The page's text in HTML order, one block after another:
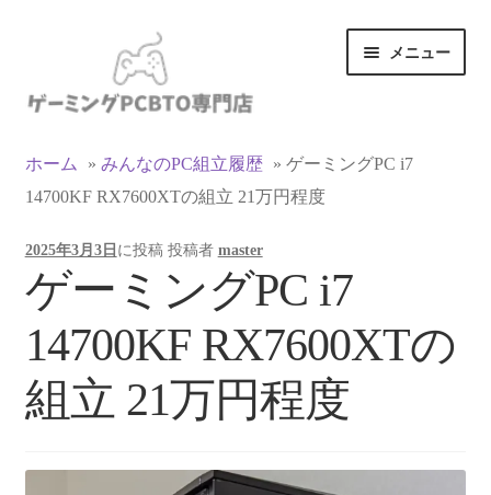
ゲ
ョ
ン
ス
キ
ッ
プ
テ
へ
ス
ッ
プ
メニュー
マイアカウント
支払い
お買い物カゴ
お買い物ガイド
ホーム » みんなのPC組立履歴 » ゲーミングPC i7
14700KF RX7600XTの組立 21万円程度
2025年3月3日 に投稿 投稿者 master
ゲーミングPC i7
14700KF RX7600XTの
組立 21万円程度